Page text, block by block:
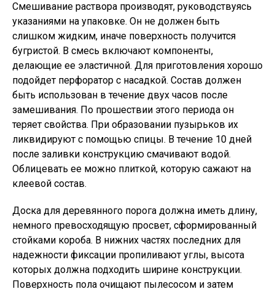
Смешивание раствора производят, руководствуясь
указаниями на упаковке. Он не должен быть
слишком жидким, иначе поверхность получится
бугристой. В смесь включают компоненты,
делающие ее эластичной. Для приготовления хорошо
подойдет перфоратор с насадкой. Состав должен
быть использован в течение двух часов после
замешивания. По прошествии этого периода он
теряет свойства. При образовании пузырьков их
ликвидируют с помощью спицы. В течение 10 дней
после заливки конструкцию смачивают водой.
Облицевать ее можно плиткой, которую сажают на
клеевой состав.
Доска для деревянного порога должна иметь длину,
немного превосходящую просвет, сформированный
стойками короба. В нижних частях последних для
надежности фиксации пропиливают углы, высота
которых должна подходить ширине конструкции.
Поверхность пола очищают пылесосом и затем